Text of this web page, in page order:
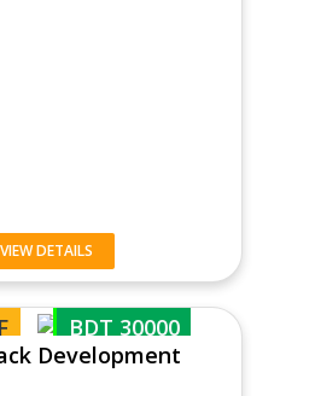
VIEW DETAILS
BDT 30000
Development